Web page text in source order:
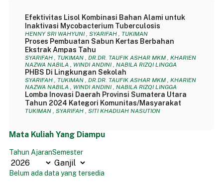
Efektivitas Lisol Kombinasi Bahan Alami untuk
Inaktivasi Mycobacterium Tuberculosis
HENNY SRI WAHYUNI , SYARIFAH , TUKIMAN
Proses Pembuatan Sabun Kertas Berbahan
Ekstrak Ampas Tahu
SYARIFAH , TUKIMAN , DR.DR. TAUFIK ASHAR MKM , KHARIEN
NAZWA NABILA , WINDI ANDINI , NABILA RIZQI LINGGA
PHBS Di Lingkungan Sekolah
SYARIFAH , TUKIMAN , DR.DR. TAUFIK ASHAR MKM , KHARIEN
NAZWA NABILA , WINDI ANDINI , NABILA RIZQI LINGGA
Lomba Inovasi Daerah Provinsi Sumatera Utara
Tahun 2024 Kategori Komunitas/Masyarakat
TUKIMAN , SYARIFAH , SITI KHADIJAH NASUTION
Mata Kuliah Yang Diampu
Tahun AjaranSemester
Belum ada data yang tersedia